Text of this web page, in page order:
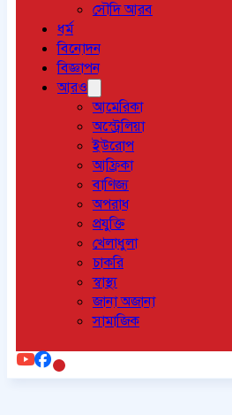
সৌদি আরব
ধর্ম
বিনোদন
বিজ্ঞাপন
আরও
আমেরিকা
অস্ট্রেলিয়া
ইউরোপ
আফ্রিকা
বাণিজ্য
অপরাধ
প্রযুক্তি
খেলাধুলা
চাকরি
স্বাস্থ্য
জানা অজানা
সামাজিক